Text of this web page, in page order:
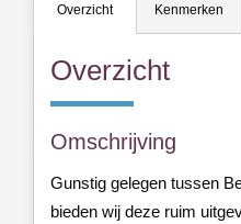
Overzicht Kenmerken
Overzicht
Omschrijving
Gunstig gelegen tussen
bieden wij deze ruim